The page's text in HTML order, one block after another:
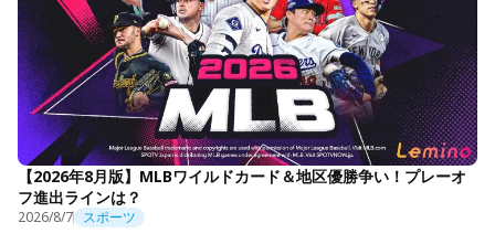
【2026年8月版】MLBワイルドカード＆地区優勝争い！プレーオ
フ進出ラインは？
2026/8/7 スポーツ